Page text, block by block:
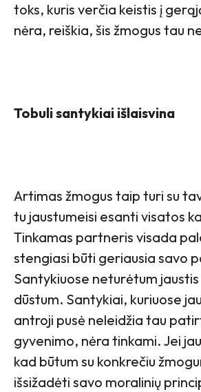
toks, kuris verčia keistis į
nėra, reiškia, šis žmogus tau
Tobuli santykiai išlaisvina
Artimas žmogus taip turi su
tu jaustumeisi esanti visatos
Tinkamas partneris visada
stengiasi būti geriausia savo
Santykiuose neturėtum
dūstum. Santykiai, kuriuose
antroji pusė neleidžia tau
gyvenimo, nėra tinkami. Jei
kad būtum su konkrečiu
išsižadėti savo moralinių